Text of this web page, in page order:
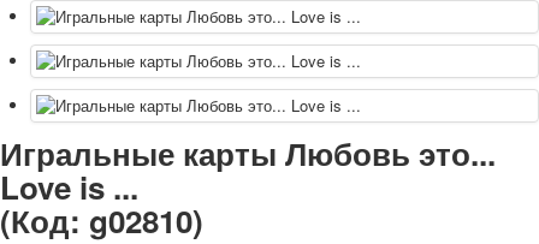
Игральные карты Любовь это...
Love is ...
(Код: g02810)